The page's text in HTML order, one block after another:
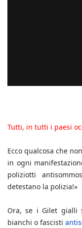
Tutti, in tutti i paesi
Ecco qualcosa che
in ogni
poliziotti
detestano la polizia!»
Ora, se i Gilet gialli
bianchi o fascisti